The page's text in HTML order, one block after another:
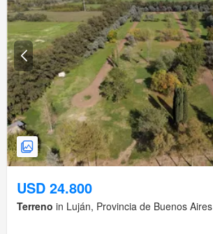
USD 24.800
Terreno in Luján, Provincia de Buenos Aires